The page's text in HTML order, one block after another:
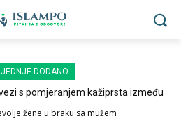
DODANO
s pomjeranjem kažiprsta između
žene u braku sa mužem